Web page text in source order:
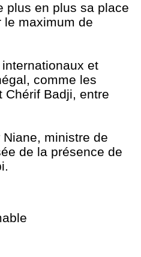
plus en plus sa place
le maximum de
et
comme les
Chérif Badji, entre
ministre de
de la présence de